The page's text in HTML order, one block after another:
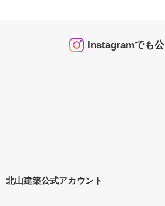
Instagramでも公
北山建築公式アカウント